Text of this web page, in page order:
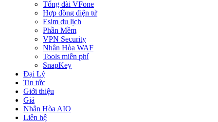
Tổng đài VFone
Hợp đồng điện tử
Esim du lịch
Phần Mềm
VPN Security
Nhân Hòa WAF
Tools miễn phí
SnapKey
Đại Lý
Tin tức
Giới thiệu
Giá
Nhân Hòa AIO
Liên hệ